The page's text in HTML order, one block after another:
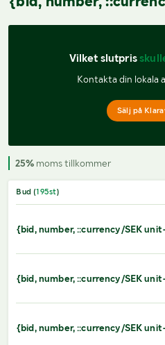
Vilket slutpris
Kontakta din lokala
Sälj på
25% moms tillkommer
Bud (195st)
{bid, number, ::currency/SEK
{bid, number, ::currency/SEK
{bid, number, ::currency/SEK